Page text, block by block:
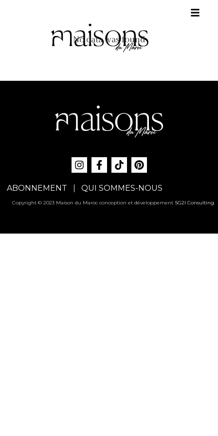
No data was found
ABONNEMENT QUI SOMMES-NOUS
Copyright © 2023 Maison du Maroc conception et développement SG2I Consulting